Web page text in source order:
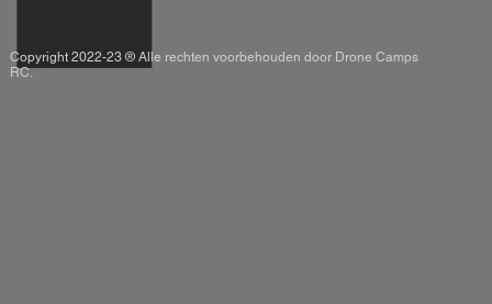
Copyright 2022-23 ® Alle rechten voorbehouden door Drone Camps
RC.